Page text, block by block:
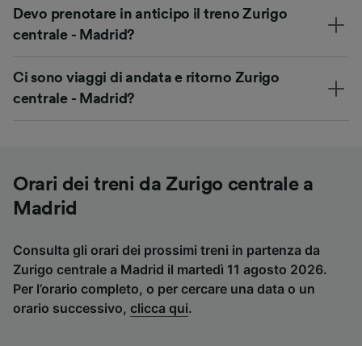
Devo prenotare in anticipo il treno Zurigo
centrale - Madrid?
Ci sono viaggi di andata e ritorno Zurigo
centrale - Madrid?
Orari dei treni da Zurigo centrale a
Madrid
Consulta gli orari dei prossimi treni in partenza da
Zurigo centrale a Madrid il martedì 11 agosto 2026.
Per l’orario completo, o per cercare una data o un
orario successivo, clicca qui.